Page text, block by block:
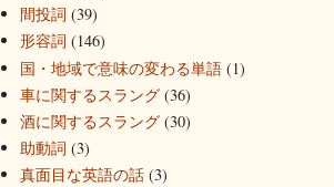
間投詞 (39)
形容詞 (146)
国・地域で意味の変わる単語 (1)
車に関するスラング (36)
酒に関するスラング (30)
助動詞 (3)
真面目な英語の話 (3)